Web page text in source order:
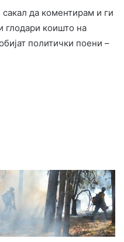
да коментирам и ги
глодари коишто на
политички поени –